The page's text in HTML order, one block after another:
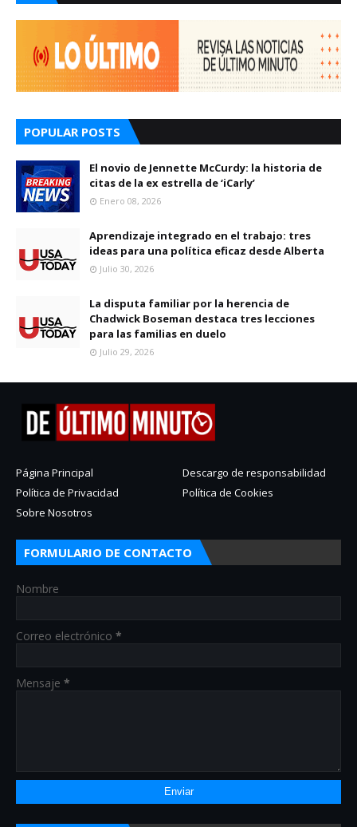
POPULAR POSTS
El novio de Jennette McCurdy: la historia de
citas de la ex estrella de ‘iCarly’
Enero 08, 2026
Aprendizaje integrado en el trabajo: tres
ideas para una política eficaz desde Alberta
Julio 30, 2026
La disputa familiar por la herencia de
Chadwick Boseman destaca tres lecciones
para las familias en duelo
Julio 29, 2026
Página Principal
Descargo de responsabilidad
Política de Privacidad
Política de Cookies
Sobre Nosotros
FORMULARIO DE CONTACTO
Nombre
Correo electrónico *
Mensaje *